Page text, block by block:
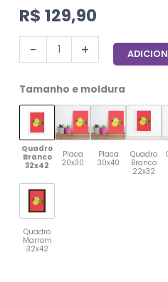
R$ 129,90
- +
Tamanho e moldura
Quadro
Branco
32x42
Placa
20x30
Placa
30x40
Quadro
Branco
22x32
Quadro
Marrom
32x42